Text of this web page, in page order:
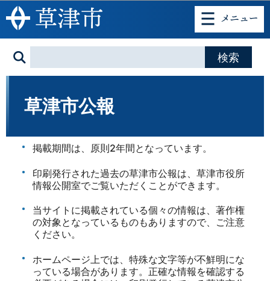
このページの本文へ移動
草津市公報
掲載期間は、原則2年間となっています。
印刷発行された過去の草津市公報は、草津市役所
情報公開室でご覧いただくことができます。
当サイトに掲載されている個々の情報は、著作権
の対象となっているものもありますので、ご注意
ください。
ホームページ上では、特殊な文字等が不鮮明にな
っている場合があります。正確な情報を確認する